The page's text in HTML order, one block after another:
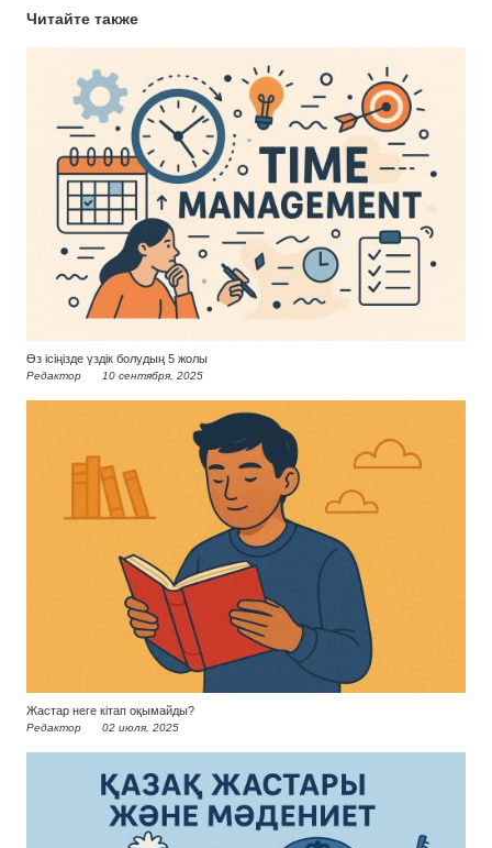
Читайте также
Өз ісіңізде үздік болудың 5 жолы
Редактор 10 сентября, 2025
Жастар неге кітап оқымайды?
Редактор 02 июля, 2025